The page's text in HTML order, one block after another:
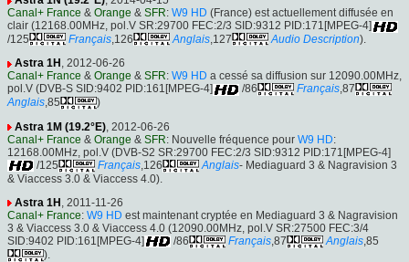
Canal+ France & Orange & SFR: W9 HD (France) est actuellement diffusée en
clair (12168.00MHz, pol.V SR:29700 FEC:2/3 SID:9312 PID:171[MPEG-4]
/125
Français ,126 Anglais ,127 Audio Description).
Astra 1H , 2012-06-26
Canal+ France & Orange & SFR: W9 HD a cessé sa diffusion sur 12090.00MHz,
pol.V (DVB-S SID:9402 PID:161[MPEG-4]
/86 Français,87
Anglais,85
)
Astra 1M (19.2°E), 2012-06-26
Canal+ France & Orange & SFR: Nouvelle fréquence pour W9 HD:
12168.00MHz, pol.V (DVB-S2 SR:29700 FEC:2/3 SID:9312 PID:171[MPEG-4]
/125
Français,126 Anglais- Mediaguard 3 & Nagravision 3
& Viaccess 3.0 & Viaccess 4.0).
Astra 1H , 2011-11-26
Canal+ France: W9 HD est maintenant cryptée en Mediaguard 3 & Nagravision
3 & Viaccess 3.0 & Viaccess 4.0 (12090.00MHz, pol.V SR:27500 FEC:3/4
SID:9402 PID:161[MPEG-4]
/86 Français,87 Anglais,85
).